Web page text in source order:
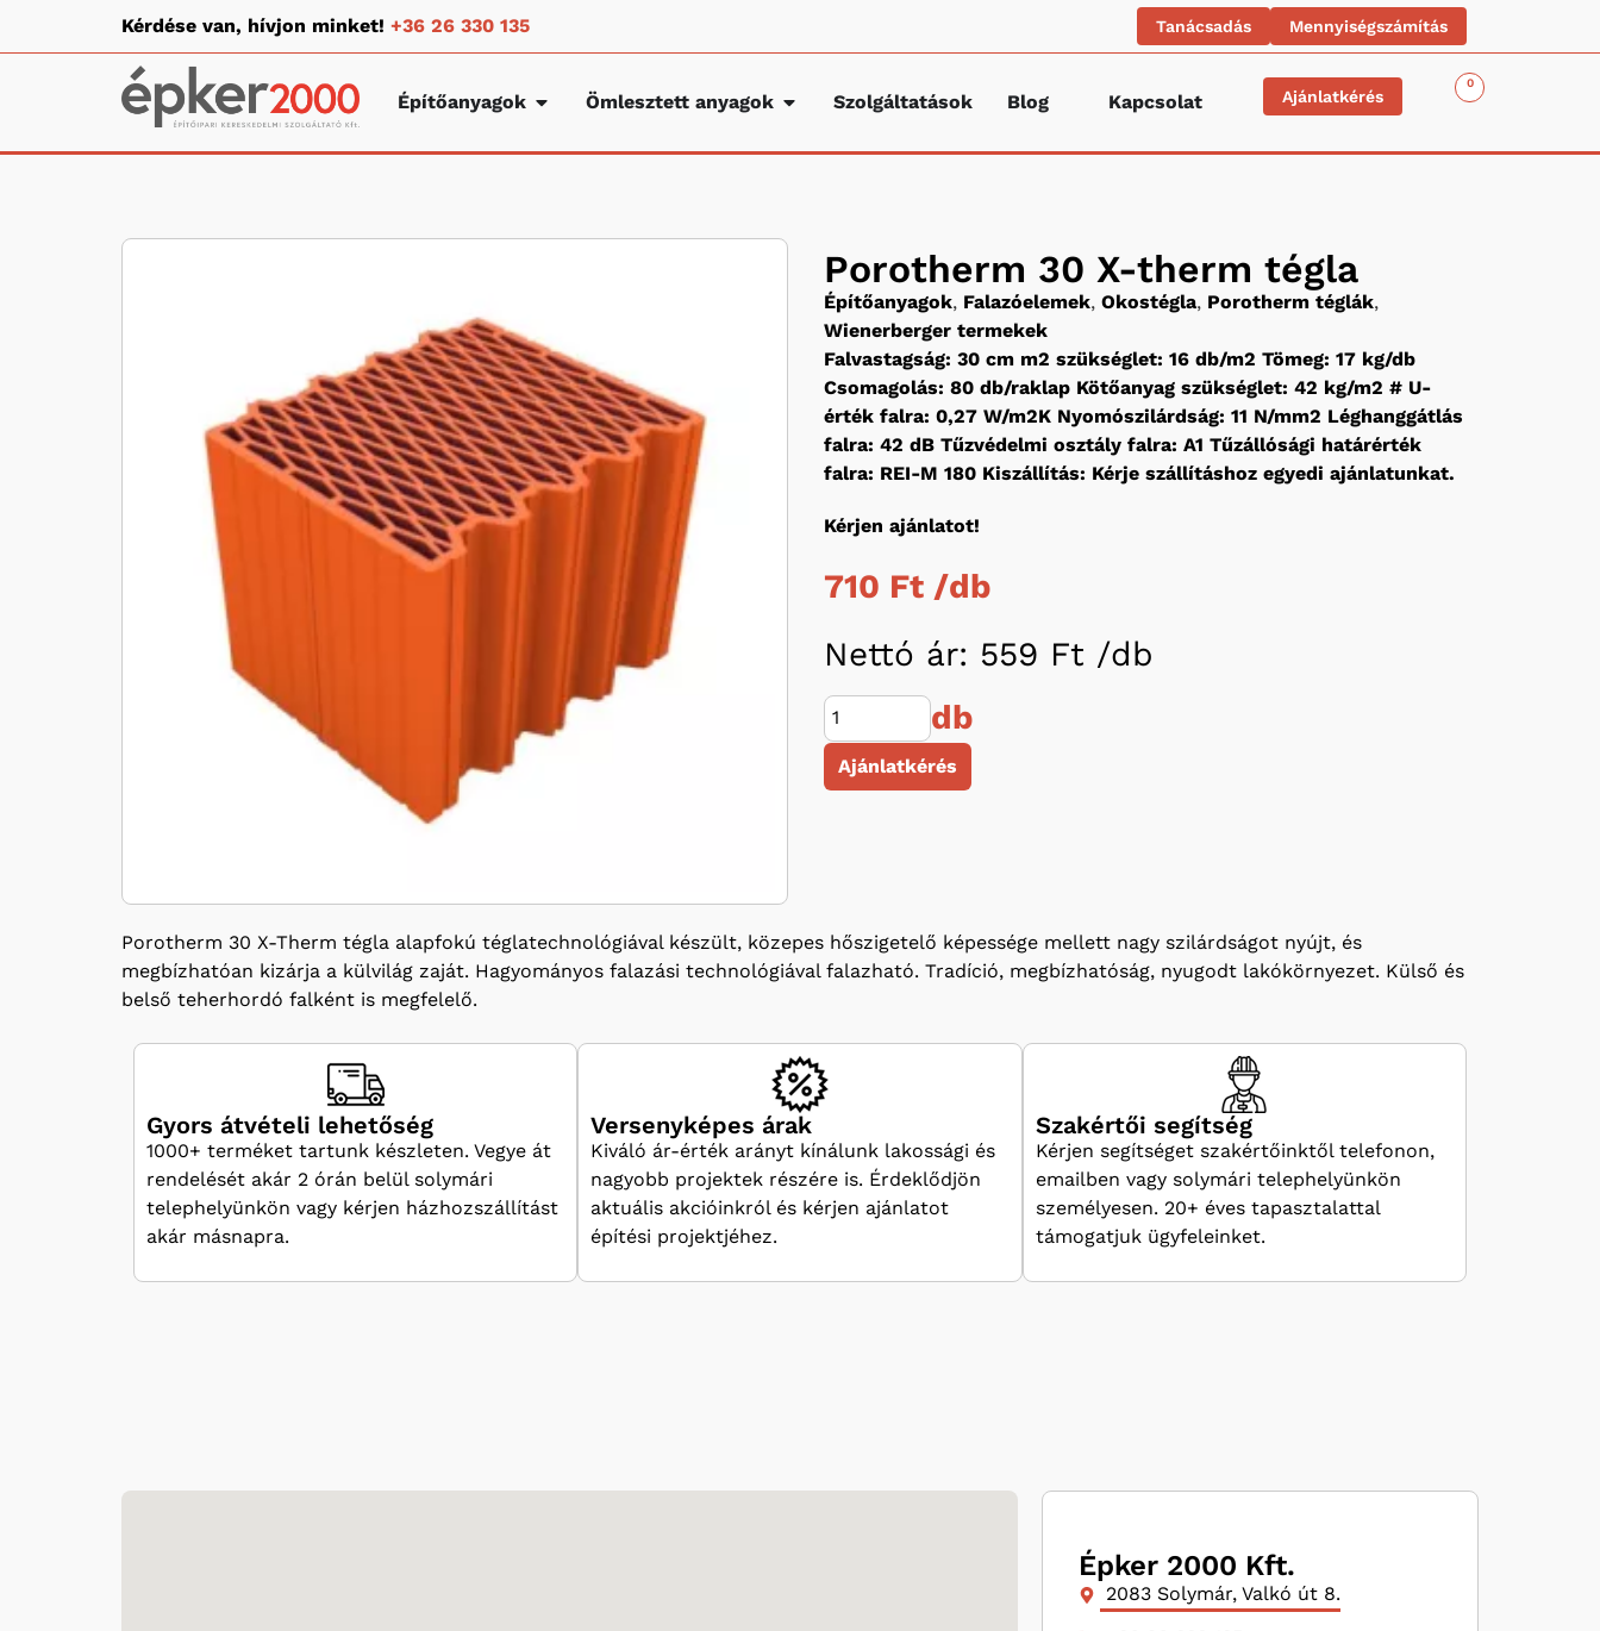
Kérdése van, hívjon minket! +36 26 330 135 Tanácsadás Mennyiségszámítás
Építőanyagok Ömlesztett anyagok Szolgáltatások Blog Kapcsolat Ajánlatkérés
0
Porotherm 30 X-therm tégla
Építőanyagok, Falazóelemek, Okostégla, Porotherm téglák,
Wienerberger termekek
Falvastagság: 30 cm m2 szükséglet: 16 db/m2 Tömeg: 17 kg/db
Csomagolás: 80 db/raklap Kötőanyag szükséglet: 42 kg/m2 # U-
érték falra: 0,27 W/m2K Nyomószilárdság: 11 N/mm2 Léghanggátlás
falra: 42 dB Tűzvédelmi osztály falra: A1 Tűzállósági határérték
falra: REI-M 180 Kiszállítás: Kérje szállításhoz egyedi ajánlatunkat.
Kérjen ajánlatot!
710 Ft /db
Nettó ár: 559 Ft /db
db
Ajánlatkérés
Porotherm 30 X-Therm tégla alapfokú téglatechnológiával készült, közepes hőszigetelő képessége mellett nagy szilárdságot nyújt, és
megbízhatóan kizárja a külvilág zaját. Hagyományos falazási technológiával falazható. Tradíció, megbízhatóság, nyugodt lakókörnyezet. Külső és
belső teherhordó falként is megfelelő.
Gyors átvételi lehetőség
1000+ terméket tartunk készleten. Vegye át
rendelését akár 2 órán belül solymári
telephelyünkön vagy kérjen házhozszállítást
akár másnapra.
Versenyképes árak
Kiváló ár-érték arányt kínálunk lakossági és
nagyobb projektek részére is. Érdeklődjön
aktuális akcióinkról és kérjen ajánlatot
építési projektjéhez.
Szakértői segítség
Kérjen segítséget szakértőinktől telefonon,
emailben vagy solymári telephelyünkön
személyesen. 20+ éves tapasztalattal
támogatjuk ügyfeleinket.
Épker 2000 Kft.
2083 Solymár, Valkó út 8.